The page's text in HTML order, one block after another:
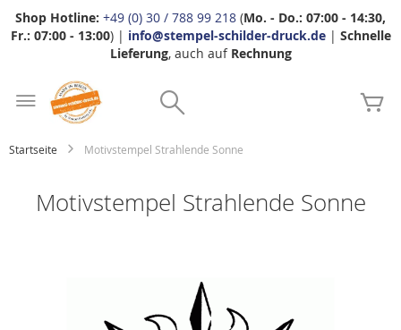
Shop Hotline: +49 (0) 30 / 788 99 218 (Mo. - Do.: 07:00 - 14:30,
Fr.: 07:00 - 13:00) | info@stempel-schilder-druck.de| Schnelle
Lieferung, auch auf Rechnung
Startseite Motivstempel Strahlende Sonne
Motivstempel Strahlende Sonne